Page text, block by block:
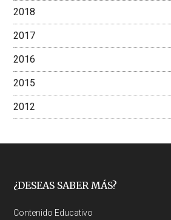
2018
2017
2016
2015
2012
Footer
¿DESEAS SABER MÁS?
Contenido Educativo